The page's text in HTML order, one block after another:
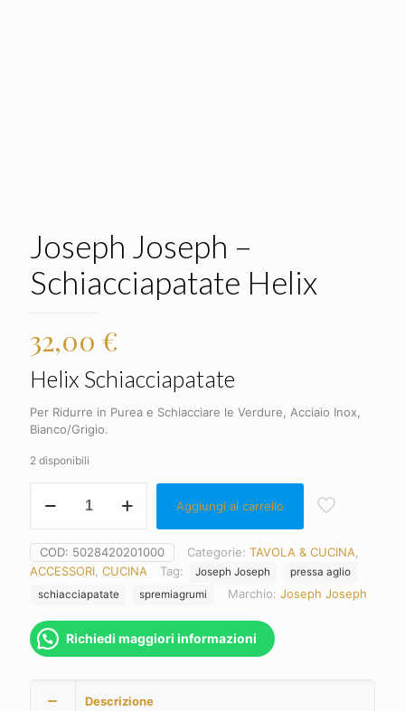
Joseph Joseph –
Schiacciapatate Helix
32,00 €
Helix Schiacciapatate
Per Ridurre in Purea e Schiacciare le Verdure, Acciaio Inox,
Bianco/Grigio.
2 disponibili
Joseph
Schiacciapatate
Helix
quantità
Aggiungi al carrello
COD: 5028420201000 Categorie: TAVOLA & CUCINA
ACCESSORI CUCINA Tag: Joseph Joseph
pressa aglio
schiacciapatate
spremiagrumi Marchio: Joseph Joseph
Richiedi maggiori informazioni
Descrizione